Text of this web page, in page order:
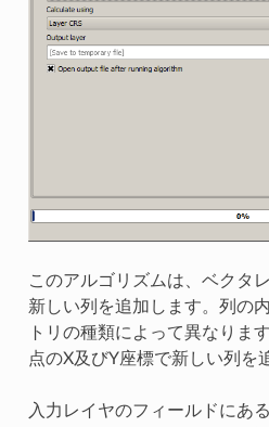
このアルゴリズムは、ベクタ
新しい列を追加します。列の
トリの種類によって異なりま
点のX及びY座標で新しい列を
入力レイヤのフィールドにあ